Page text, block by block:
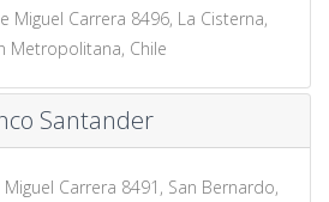
Miguel Carrera 8496, La Cisterna,
Metropolitana, Chile
Santander
Miguel Carrera 8491, San Bernardo,